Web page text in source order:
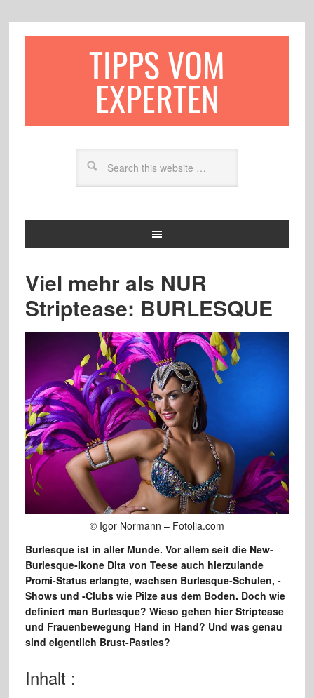
TIPPS VOM
EXPERTEN
Viel mehr als NUR
Striptease: BURLESQUE
© Igor Normann – Fotolia.com
Burlesque ist in aller Munde. Vor allem seit die New-
Burlesque-Ikone Dita von Teese auch hierzulande
Promi-Status erlangte, wachsen Burlesque-Schulen, -
Shows und -Clubs wie Pilze aus dem Boden. Doch wie
definiert man Burlesque? Wieso gehen hier Striptease
und Frauenbewegung Hand in Hand? Und was genau
sind eigentlich Brust-Pasties?
Inhalt :